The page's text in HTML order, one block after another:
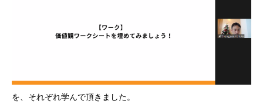
を、それぞれ学んで頂きました。